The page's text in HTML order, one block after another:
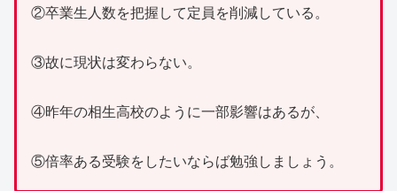
②卒業生人数を把握して定員を削減している。
③故に現状は変わらない。
④昨年の相生高校のように一部影響はあるが、
⑤倍率ある受験をしたいならば勉強しましょう。